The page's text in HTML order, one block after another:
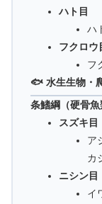
ハト目
ハ
フクロウ
フ
🐟 水生生物・
条鰭綱（硬骨魚
スズキ目
ア
カ
ニシン目
イ